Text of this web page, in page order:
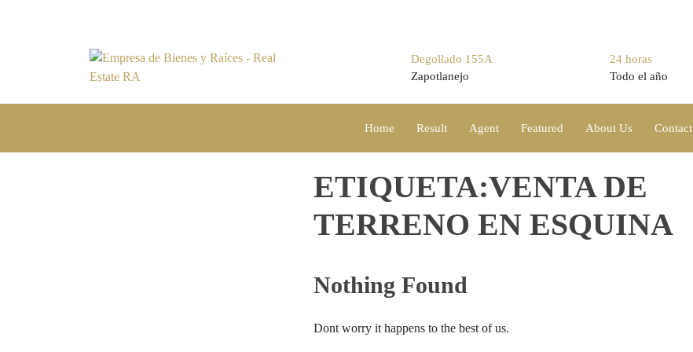
Degollado 155A
Zapotlanejo
24 horas
Todo el año
Home Result Agent Featured About Us Contact
ETIQUETA:VENTA DE
TERRENO EN ESQUINA
Nothing Found
Dont worry it happens to the best of us.